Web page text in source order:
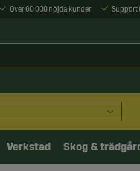
Över 60 000 nöjda kunder Support
Verkstad Skog &